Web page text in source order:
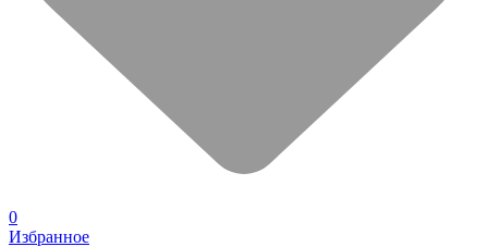
0
Избранное